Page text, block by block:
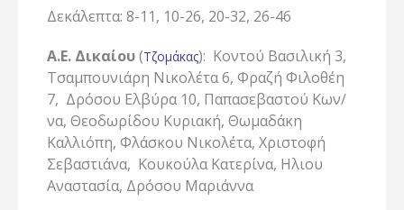
Δεκάλεπτα: 8-11, 10-26, 20-32, 26-46
Α.Ε. Δικαίου(Τζομάκας): Κοντού Βασιλική 3,
Τσαμπουνιάρη Νικολέτα 6, Φραζή Φιλοθέη
7, Δρόσου Ελβύρα 10, Παπασεβαστού Κων/
να, Θεοδωρίδου Κυριακή, Θωμαδάκη
Καλλιόπη, Φλάσκου Νικολέτα, Χριστοφή
Σεβαστιάνα, Κουκούλα Κατερίνα, Ηλιου
Αναστασία, Δρόσου Μαριάννα